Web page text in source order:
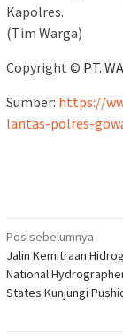
Kapolres.
(Tim Warga)
Copyright © PT.
Sumber: https://
lantas-polres-
Navigasi
pos
Pos sebelumnya
Jalin Kemitraan
National
States Kunjungi